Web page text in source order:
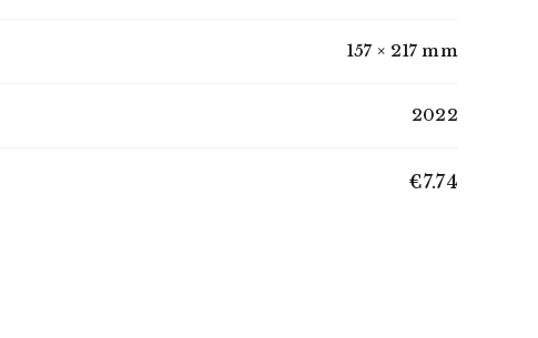
157 × 217 mm
2022
€7.74